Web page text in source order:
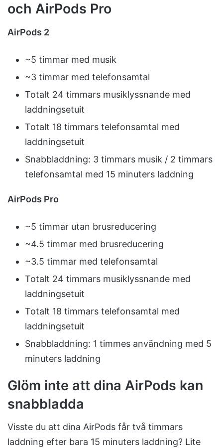
och AirPods Pro
AirPods 2
~5 timmar med musik
~3 timmar med telefonsamtal
Totalt 24 timmars musiklyssnande med
laddningsetuit
Totalt 18 timmars telefonsamtal med
laddningsetuit
Snabbladdning: 3 timmars musik / 2 timmars
telefonsamtal med 15 minuters laddning
AirPods Pro
~5 timmar utan brusreducering
~4.5 timmar med brusreducering
~3.5 timmar med telefonsamtal
Totalt 24 timmars musiklyssnande med
laddningsetuit
Totalt 18 timmars telefonsamtal med
laddningsetuit
Snabbladdning: 1 timmes användning med 5
minuters laddning
Glöm inte att dina AirPods kan
snabbladda
Visste du att dina AirPods får två timmars
laddning efter bara 15 minuters laddning? Lite